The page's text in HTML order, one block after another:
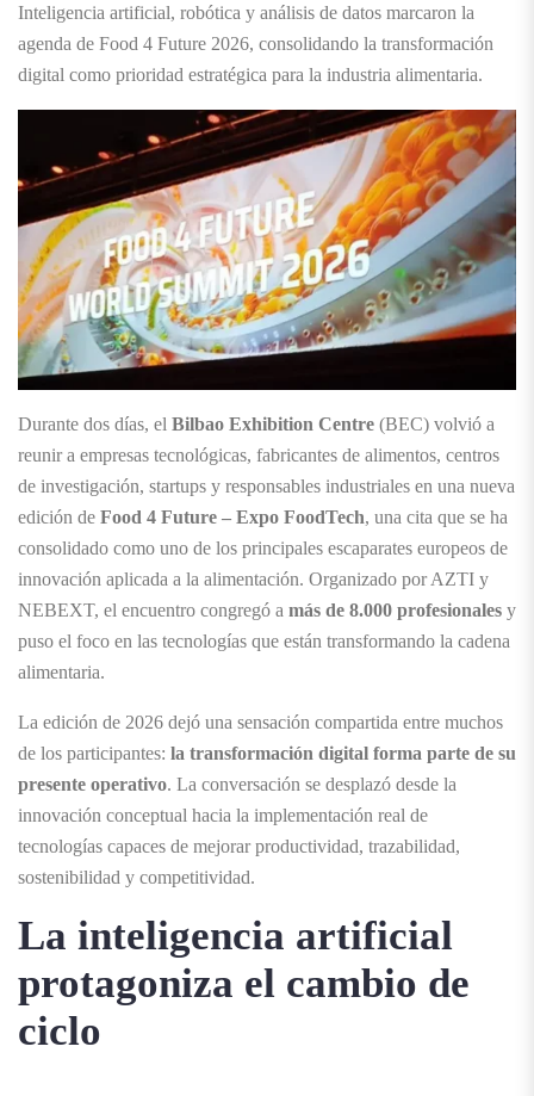
Inteligencia artificial, robótica y análisis de datos marcaron la
agenda de Food 4 Future 2026, consolidando la transformación
digital como prioridad estratégica para la industria alimentaria.
Durante dos días, el Bilbao Exhibition Centre (BEC) volvió a
reunir a empresas tecnológicas, fabricantes de alimentos, centros
de investigación, startups y responsables industriales en una nueva
edición de Food 4 Future – Expo FoodTech, una cita que se ha
consolidado como uno de los principales escaparates europeos de
innovación aplicada a la alimentación. Organizado por AZTI y
NEBEXT, el encuentro congregó a más de 8.000 profesionales y
puso el foco en las tecnologías que están transformando la cadena
alimentaria.
La edición de 2026 dejó una sensación compartida entre muchos
de los participantes: la transformación digital forma parte de su
presente operativo. La conversación se desplazó desde la
innovación conceptual hacia la implementación real de
tecnologías capaces de mejorar productividad, trazabilidad,
sostenibilidad y competitividad.
La inteligencia artificial
protagoniza el cambio de
ciclo